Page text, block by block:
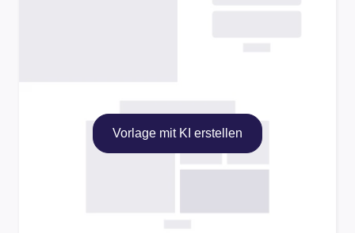
Vorlage mit KI erstellen